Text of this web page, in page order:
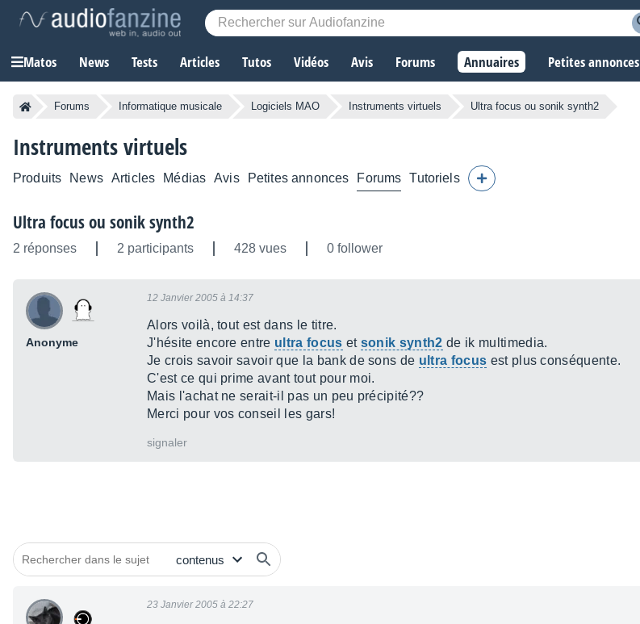
Matos News Tests Articles Tutos Vidéos Avis Forums Annuaires Petites annonces
Forums Informatique musicale Logiciels MAO Instruments virtuels Ultra focus ou sonik synth2
Instruments virtuels
Produits News Articles Médias Avis Petites annonces Forums Tutoriels
Ultra focus ou sonik synth2
2 réponses 2 participants 428 vues 0 follower
Anonyme
12 Janvier 2005 à 14:37
Alors voilà, tout est dans le titre.
J'hésite encore entre ultra focus et sonik synth2 de ik multimedia.
Je crois savoir savoir que la bank de sons de ultra focus est plus conséquente.
C'est ce qui prime avant tout pour moi.
Mais l'achat ne serait-il pas un peu précipité??
Merci pour vos conseil les gars!
signaler
23 Janvier 2005 à 22:27